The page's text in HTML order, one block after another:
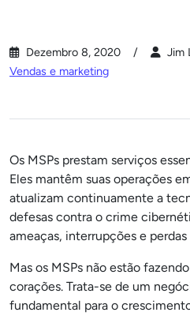
Dezembro 8, 2020 Jim
Vendas e marketing
Os MSPs prestam serviços
Eles mantêm suas operações
atualizam continuamente a
defesas contra o crime
ameaças, interrupções e perdas
Mas os MSPs não estão
corações. Trata-se de um
fundamental para o